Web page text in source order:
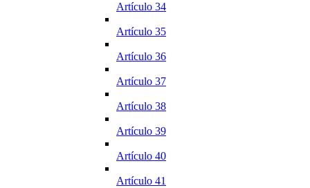
Artículo 34
Artículo 35
Artículo 36
Artículo 37
Artículo 38
Artículo 39
Artículo 40
Artículo 41